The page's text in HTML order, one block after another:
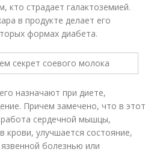
кто страдает галактоземией.
в продукте делает его
формах диабета.
назначают при диете,
Причем замечено, что в этот
сердечной мышцы,
крови, улучшается состояние,
болезнью или